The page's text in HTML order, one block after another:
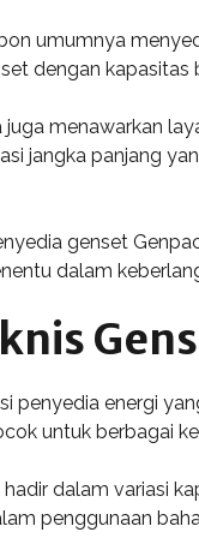
umumnya
dengan
menawarkan
jangka panjang
genset
dalam
penyedia energi
untuk berbagai
dalam variasi
penggunaan